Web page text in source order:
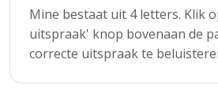
Mine bestaat uit 4 letters. Klik
uitspraak' knop bovenaan de
correcte uitspraak te